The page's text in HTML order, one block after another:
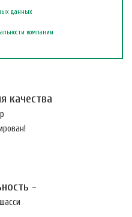
данных
компании
качества
-